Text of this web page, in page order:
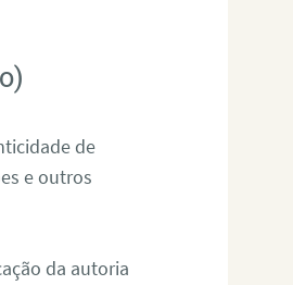
de
e outros
da autoria